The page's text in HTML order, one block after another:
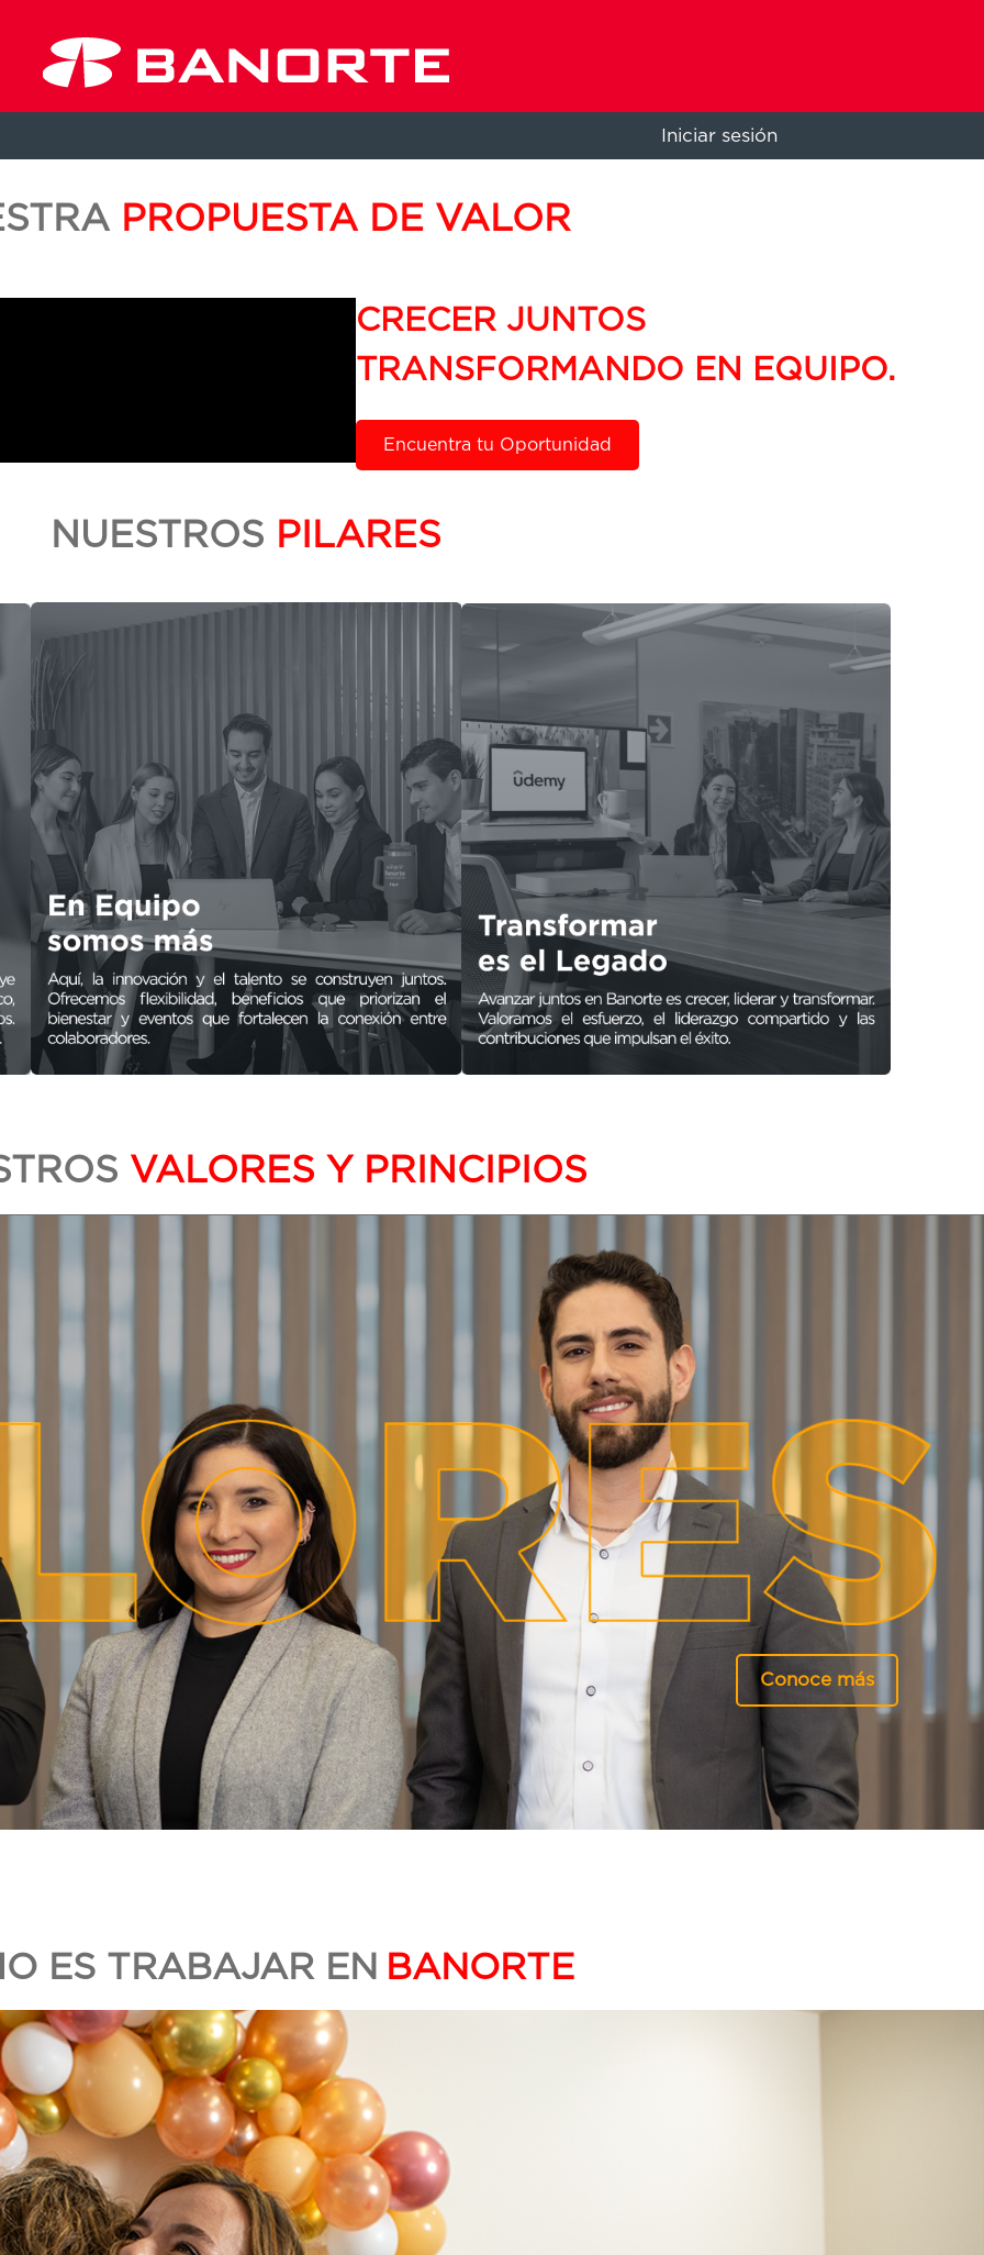
Iniciar sesión
PROPUESTA DE VALOR
CRECER JUNTOS
TRANSFORMANDO EN EQUIPO.
Encuentra tu Oportunidad
NUESTROS PILARES
VALORES Y PRINCIPIOS
Conoce más
ES TRABAJAR EN BANORTE